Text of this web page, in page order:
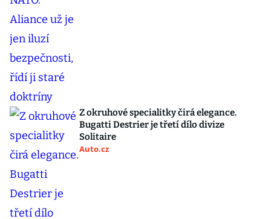
Z okruhové specialitky čirá elegance.
Bugatti Destrier je třetí dílo divize
Solitaire
Auto.cz